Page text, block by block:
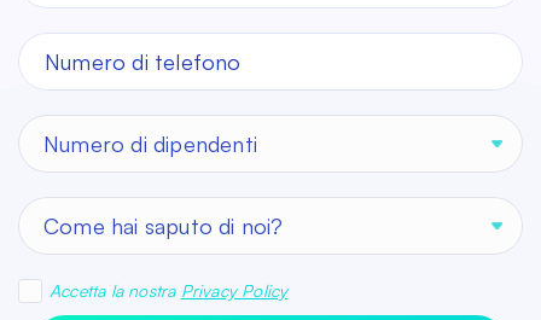
Accetta la nostra Privacy Policy